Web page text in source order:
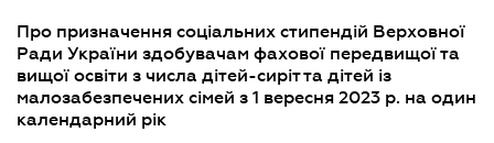
Про призначення соціальних стипендій Верховної
Ради України здобувачам фахової передвищої та
вищої освіти з числа дітей-сиріт та дітей із
малозабезпечених сімей з 1 вересня 2023 р. на один
календарний рік